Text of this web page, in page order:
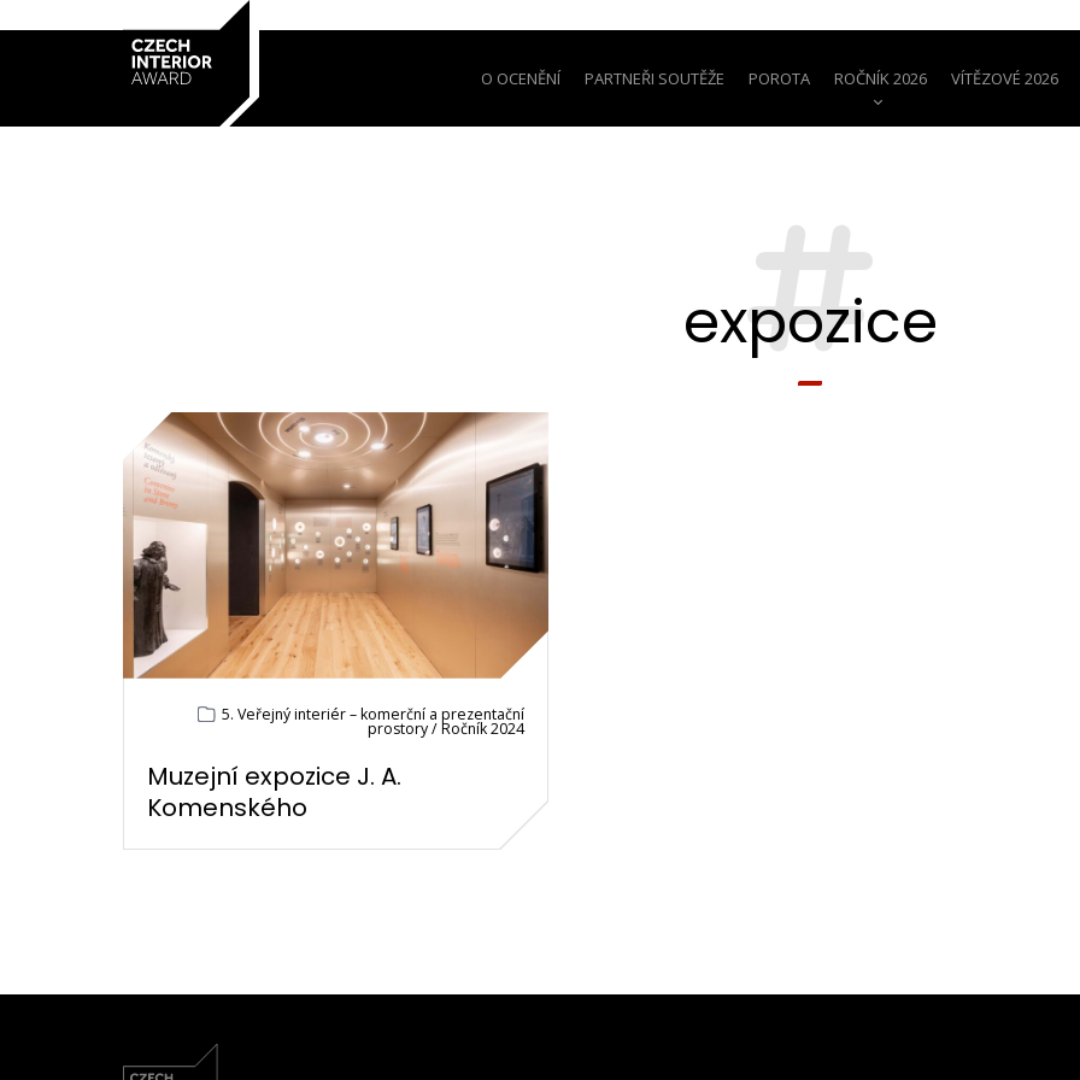
O OCENĚNÍ PARTNEŘI SOUTĚŽE POROTA ROČNÍK 2026 VÍTĚZOVÉ 2026
expozice
5. Veřejný interiér – komerční a prezentační
prostory / Ročník 2024
Muzejní expozice J. A.
Komenského